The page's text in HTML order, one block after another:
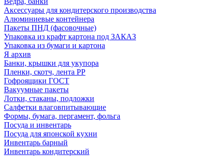
Аксессуары для кондитерского производства
Алюминиевые контейнера
Пакеты ПНД (фасовочные)
Упаковка из крафт картона под ЗАКАЗ
Упаковка из бумаги и картона
Я архив
Банки, крышки для укупора
Пленки, скотч, лента РР
Гофроящики ГОСТ
Вакуумные пакеты
Лотки, стаканы, подложки
Салфетки влаговпитывающие
Формы, бумага, пергамент, фольга
Посуда и инвентарь
Посуда для японской кухни
Инвентарь барный
Инвентарь кондитерский